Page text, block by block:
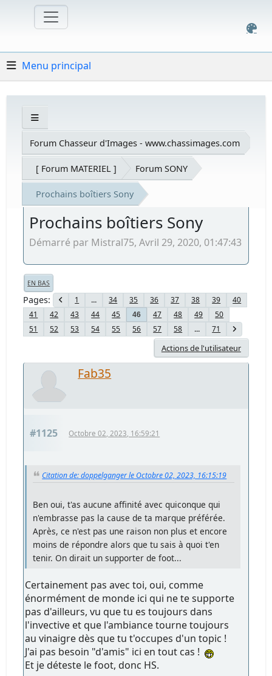
Menu principal
Forum Chasseur d'Images - www.chassimages.com
[ Forum MATERIEL ] Forum SONY
Prochains boîtiers Sony
Prochains boîtiers Sony
Démarré par Mistral75, Avril 29, 2020, 01:47:43
EN BAS
Pages 1 ... 34 35 36 37 38 39
40
41
42 43 44 45 46 47 48 49
50
51
52 53 54 55 56 57 58 ... 71
Actions de l'utilisateur
Fab35
#1125 Octobre 02, 2023, 16:59:21
Citation de: doppelganger le Octobre 02, 2023, 16:15:19
Ben oui, t'as aucune affinité avec quiconque qui
n'embrasse pas la cause de ta marque préférée.
Après, ce n'est pas une raison non plus et encore
moins de répondre alors que tu sais à quoi t'en
tenir. On dirait un supporter de foot...
Certainement pas avec toi, oui, comme
énormément de monde ici qui ne te supporte
pas d'ailleurs, vu que tu es toujours dans
l'invective et que l'ambiance tourne toujours
au vinaigre dès que tu t'occupes d'un topic !
J'ai pas besoin "d'amis" ici en tout cas !
Et je déteste le foot, donc HS.